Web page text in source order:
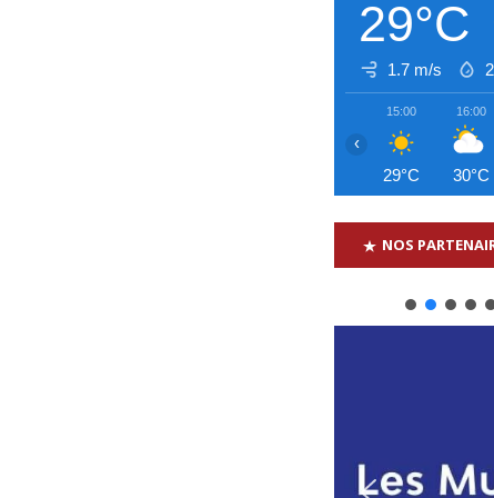
29°C
1.7 m/s
15:00
29°C
16:00
30°C
‹
NOS